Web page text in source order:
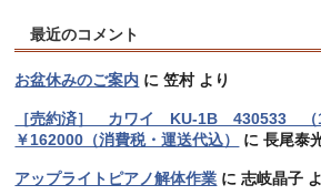
最近のコメント
お盆休みのご案内 に笠村より
［売約済］ カワイ KU-1B 430533 （
￥162000（消費税・運送代込）
に長尾泰
アップライトピアノ解体作業 に志岐晶子